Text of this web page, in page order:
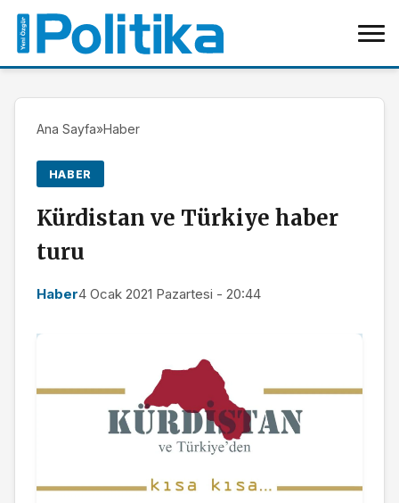
Ana Sayfa»Haber
HABER
Kürdistan ve Türkiye haber
turu
Haber4 Ocak 2021 Pazartesi - 20:44